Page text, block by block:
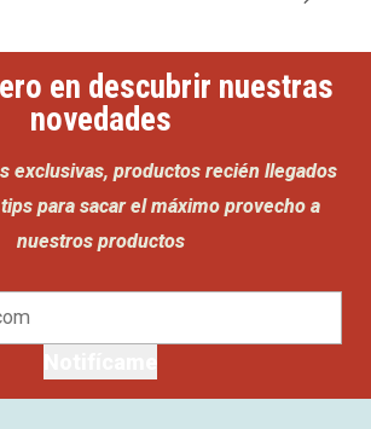
en descubrir nuestras
novedades
exclusivas, productos recién llegados
para sacar el máximo provecho a
nuestros productos